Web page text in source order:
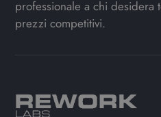
professionale a chi desidera
prezzi competitivi.